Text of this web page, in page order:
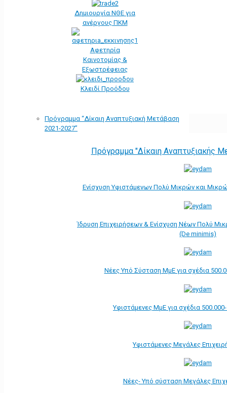
Δημιουργία ΝΘΕ για
ανέργους ΠΚΜ
Αφετηρία
Kαινοτομίας &
Εξωστρέφειας
Κλειδί Προόδου
Πρόγραμμα “Δίκαιη Αναπτυξιακή Μετάβαση
2021-2027”
Πρόγραμμα "Δίκαιη Αναπτυξιακής
Ενίσχυση Υφιστάμενων Πολύ Μικρών και
Ίδρυση Επιχειρήσεων & Ενίσχυση Νέων Πολύ
(De minimis)
Νέες Υπό Σύσταση ΜμΕ για σχέδια
Υφιστάμενες ΜμΕ για σχέδια
Υφιστάμενες Μεγάλες
Νέες- Υπό σύσταση Μεγάλες